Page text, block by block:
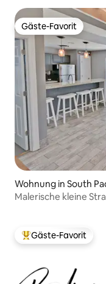
Gäste-Favorit
Gäste-Favorit
Wohnung in South
Malerische kleine
Beliebter Gäste-
Gäste-Favorit